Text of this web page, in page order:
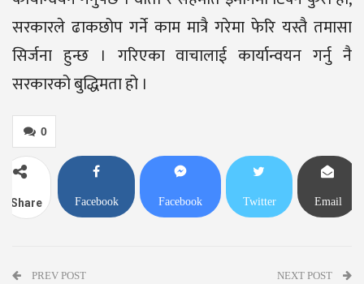
सरकारले ढाकछोप गर्ने काम मात्रै गरेमा फेरि यस्तै तमासा
सिर्जना हुन्छ । गरिएका वाचालाई कार्यान्वयन गर्नु नै
सरकारको बुद्धिमता हो ।
0
Share Facebook Facebook Twitter Email
PREV POST NEXT POST